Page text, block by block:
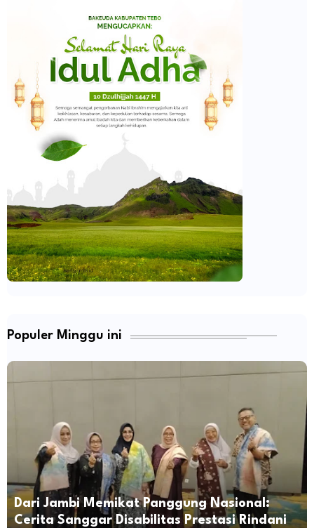
Populer Minggu ini
Dari Jambi Memikat Panggung Nasional:
Cerita Sanggar Disabilitas Prestasi Rindani